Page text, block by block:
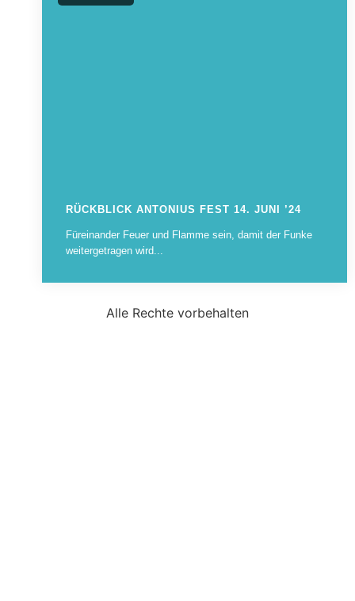
RÜCKBLICK ANTONIUS FEST 14. JUNI ’24
Füreinander Feuer und Flamme sein, damit der Funke
weitergetragen wird...
Alle Rechte vorbehalten